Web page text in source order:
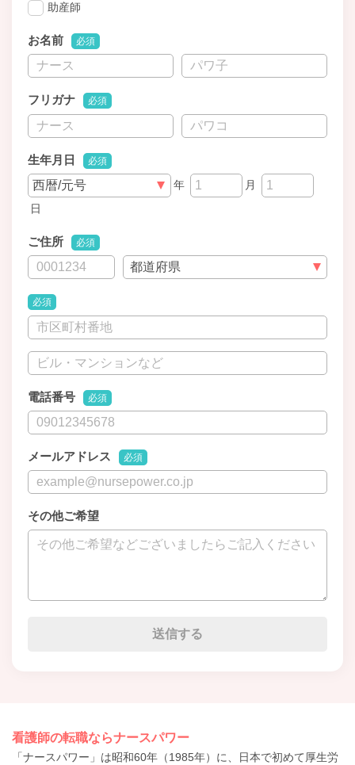
助産師
お名前 必須
フリガナ 必須
生年月日 必須
年
月
日
ご住所 必須
必須
電話番号 必須
メールアドレス 必須
その他ご希望
看護師の転職ならナースパワー
「ナースパワー」は昭和60年（1985年）に、日本で初めて厚生労